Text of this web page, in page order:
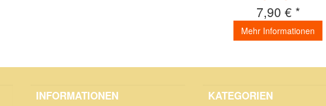
7,90 € *
Mehr Informationen
INFORMATIONEN KATEGORIEN